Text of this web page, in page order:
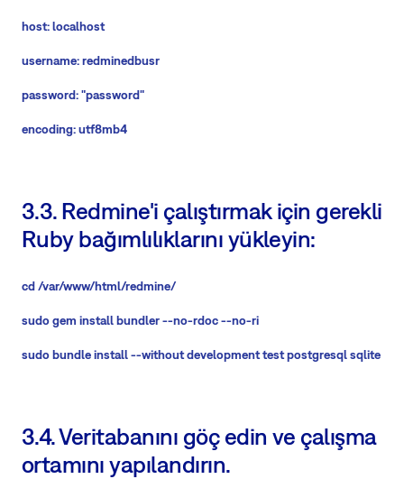
host: localhost
username:redminedbusr
password: "password"
encoding: utf8mb4
3.3. Redmine'i çalıştırmak için gerekli
Ruby bağımlılıklarını yükleyin:
cd /var/www/html/redmine/
sudo gem install bundler --no-rdoc --no-ri
sudo bundle install --without development test postgresql sqlite
3.4. Veritabanını göç edin ve çalışma
ortamını yapılandırın.